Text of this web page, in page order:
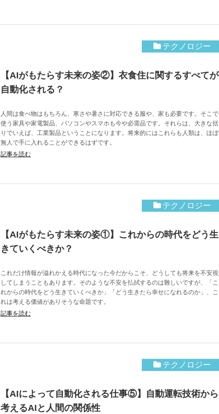
テクノロジー
【AIがもたらす未来の姿②】衣食住に関するすべてが
自動化される？
人間は食べ物はもちろん、寒さや暑さに対応できる服や、家も必要です。そこで
使う家具や家電製品、パソコンやスマホも今や必需品です。それらは、大きな括
りでいえば、工業製品ということになります。将来的にはこれらも人類は、ほぼ
無人で手に入れることができるはずです。
記事を読む
テクノロジー
【AIがもたらす未来の姿①】これからの時代をどう生
きていくべきか？
これだけ情報が溢れかえる時代になった今だからこそ、どうしても将来を不安視
してしまうこともあります。そのような不安を払拭するのは難しいですが、「こ
れからの時代をどう生きていくべきか」「どう生きたら幸せになれるのか」、こ
れは考える価値がありそうな命題です。
記事を読む
テクノロジー
【AIによって自動化される仕事⑤】自動運転技術から
考えるAIと人間の関係性